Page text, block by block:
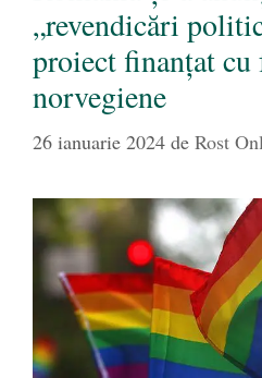
„revendicări
proiect finanțat
norvegiene
26 ianuarie 2024 de Rost